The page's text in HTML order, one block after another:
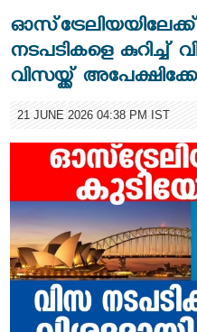
നടപടികളെ കുറിച്ച്
വിസയ്ക്ക്
21 JUNE 2026 04:38 PM IST